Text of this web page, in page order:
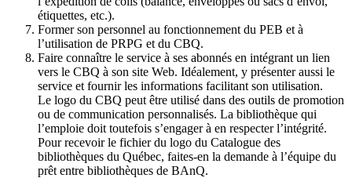
étiquettes, etc.).
Former son personnel au fonctionnement du PEB et à
l’utilisation de PRPG et du CBQ.
Faire connaître le service à ses abonnés en intégrant un lien
vers le CBQ à son site Web. Idéalement, y présenter aussi le
service et fournir les informations facilitant son utilisation.
Le logo du CBQ peut être utilisé dans des outils de promotion
ou de communication personnalisés. La bibliothèque qui
l’emploie doit toutefois s’engager à en respecter l’intégrité.
Pour recevoir le fichier du logo du Catalogue des
bibliothèques du Québec, faites-en la demande à l’équipe du
prêt entre bibliothèques de BAnQ.